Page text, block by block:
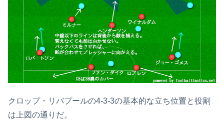
クロップ・リバプールの4-3-3の基本的な立ち位置と役割
は上図の通りだ。